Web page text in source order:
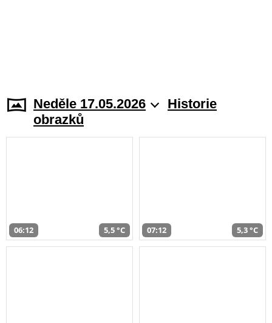
Neděle 17.05.2026
Historie
obrazků
06:12 5,5 °C 07:12 5,3 °C